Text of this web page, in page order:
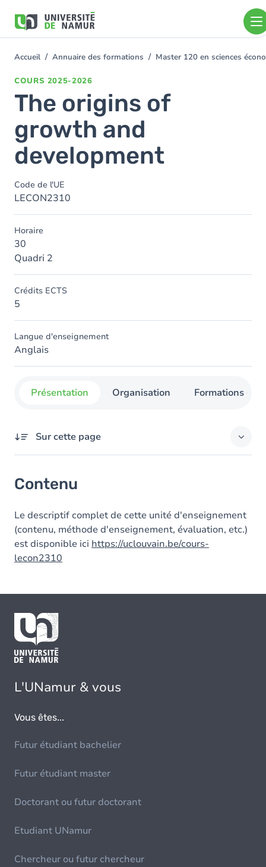
contenu
You
Accueil Annuaire des formations Master 120 en sciences
COURS 2025-2026
The origins of
growth and
development
Code de l'UE
LECON2310
Horaire
30
Quadri 2
Crédits ECTS
5
Langue d'enseignement
Anglais
Présentation Organisation Formations
Sur cette page
Contenu
Le descriptif complet de cette unité d'enseignement
(contenu, méthode d'enseignement, évaluation, etc.)
est disponible ici https://uclouvain.be/cours-
lecon2310
L'UNamur & vous
Vous êtes...
Futur étudiant bachelier
Futur étudiant master
Doctorant ou futur doctorant
Etudiant UNamur
Chercheur ou futur chercheur